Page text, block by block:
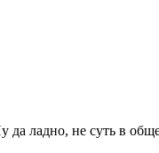
да ладно, не суть в